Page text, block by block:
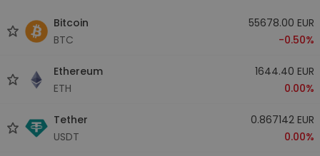
Bitcoin
BTC
55678.00 EUR
-0.50%
Ethereum
ETH
1644.40 EUR
0.00%
Tether
USDT
0.867142 EUR
0.00%